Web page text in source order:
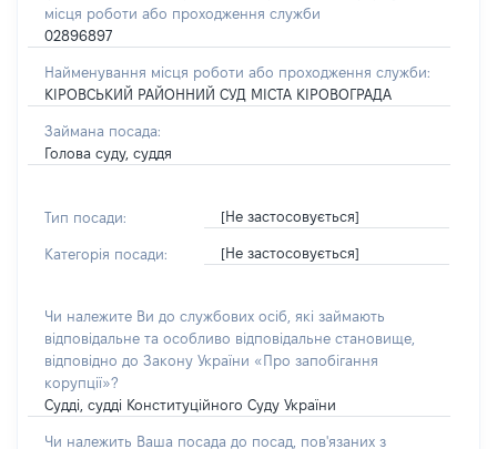
місця роботи або проходження служби
02896897
Найменування місця роботи або проходження служби:
КІРОВСЬКИЙ РАЙОННИЙ СУД МІСТА КІРОВОГРАДА
Займана посада:
Голова суду, суддя
Тип посади: [Не застосовується]
Категорія посади: [Не застосовується]
Чи належите Ви до службових осіб, які займають
відповідальне та особливо відповідальне становище,
відповідно до Закону України «Про запобігання
корупції»?
Судді, судді Конституційного Суду України
Чи належить Ваша посада до посад, пов'язаних з